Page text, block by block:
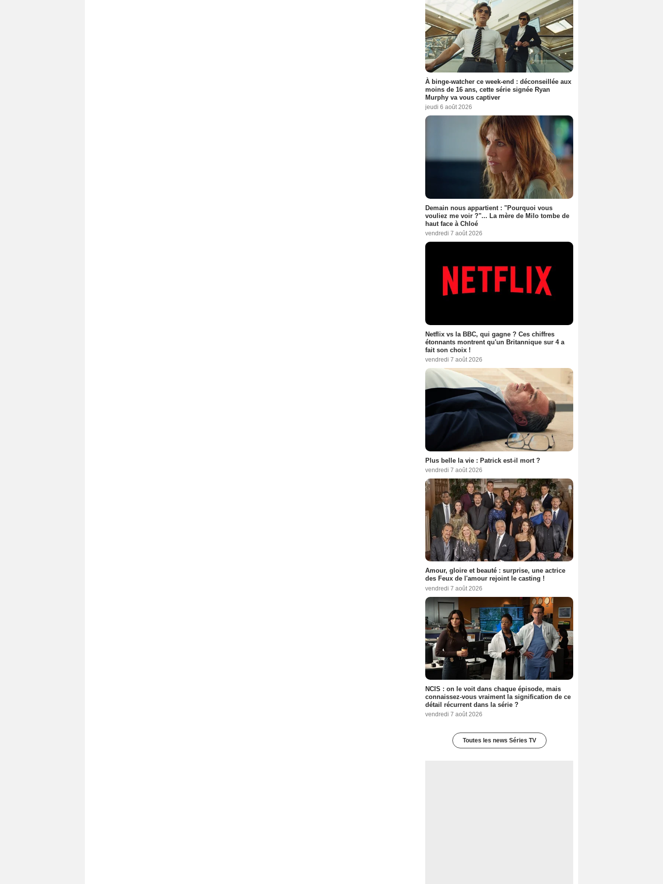
À binge-watcher ce week-end : déconseillée aux
moins de 16 ans, cette série signée Ryan
Murphy va vous captiver
jeudi 6 août 2026
Demain nous appartient : "Pourquoi vous
vouliez me voir ?"... La mère de Milo tombe de
haut face à Chloé
vendredi 7 août 2026
Netflix vs la BBC, qui gagne ? Ces chiffres
étonnants montrent qu'un Britannique sur 4 a
fait son choix !
vendredi 7 août 2026
Plus belle la vie : Patrick est-il mort ?
vendredi 7 août 2026
Amour, gloire et beauté : surprise, une actrice
des Feux de l'amour rejoint le casting !
vendredi 7 août 2026
NCIS : on le voit dans chaque épisode, mais
connaissez-vous vraiment la signification de ce
détail récurrent dans la série ?
vendredi 7 août 2026
Toutes les news Séries TV